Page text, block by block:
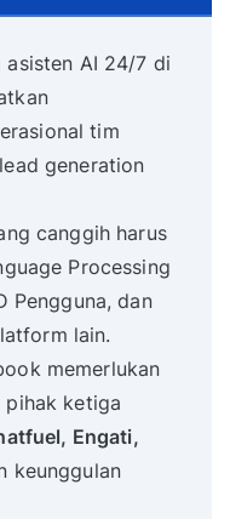
asisten AI 24/7 di
tim
generation
canggih harus
Processing
Pengguna, dan
lain.
memerlukan
pihak ketiga
Engati,
keunggulan